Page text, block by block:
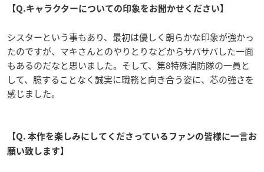
【Q.キャラクターについての印象をお聞かせください】
シスターという事もあり、最初は優しく朗らかな印象が強かっ
たのですが、マキさんとのやりとりなどからサバサバした一面
もあるのだなと思いました。そして、第8特殊消防隊の一員と
して、臆することなく誠実に職務と向き合う姿に、芯の強さを
感じました。
【Q. 本作を楽しみにしてくださっているファンの皆様に一言お
願い致します】